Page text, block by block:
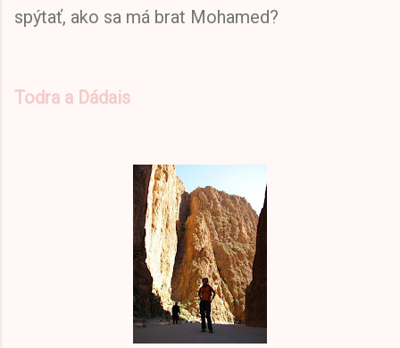
spýtať, ako sa má brat Mohamed?
Todra a Dádais